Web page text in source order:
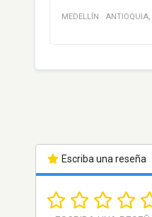
MEDELLÍN · ANTIOQUIA,
Escriba una reseña